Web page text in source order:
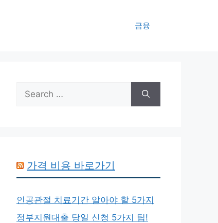
금융
Search
for:
가격 비용 바로가기
인공관절 치료기간 알아야 할 5가지
정부지원대출 당일 신청 5가지 팁!